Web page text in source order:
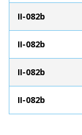
II-082b
II-082b
II-082b
II-082b